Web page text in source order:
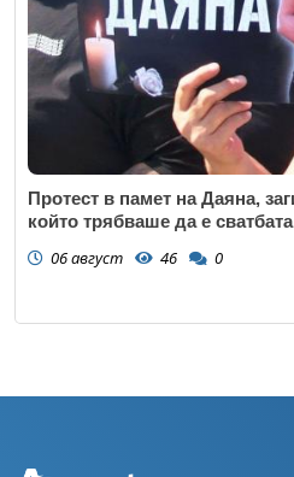
Протест в памет на Даяна,
който трябваше да е
06 август 46 0